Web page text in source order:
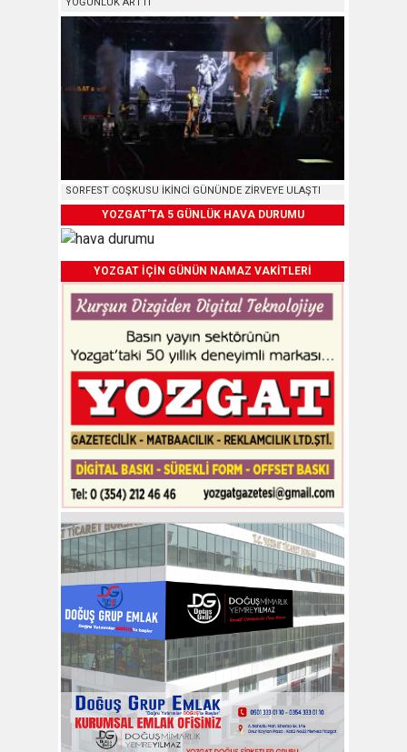
YOĞUNLUK ARTTI
SORFEST COŞKUSU İKİNCİ GÜNÜNDE ZİRVEYE ULAŞTI
YOZGAT'TA 5 GÜNLÜK HAVA DURUMU
YOZGAT İÇİN GÜNÜN NAMAZ VAKİTLERİ